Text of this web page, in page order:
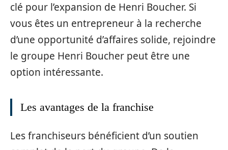
clé pour l’expansion de Henri Boucher. Si
vous êtes un entrepreneur à la recherche
d’une opportunité d’affaires solide, rejoindre
le groupe Henri Boucher peut être une
option intéressante.
Les avantages de la franchise
Les franchiseurs bénéficient d’un soutien